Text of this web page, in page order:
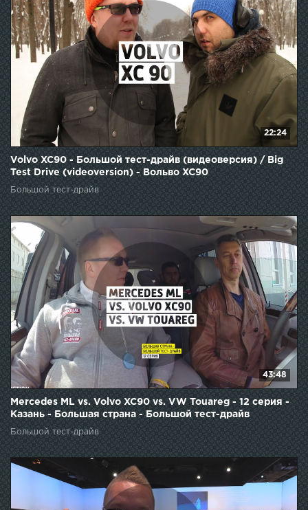
22:24
Volvo XC90 - Большой тест-драйв (видеоверсия) / Big
Test Drive (videoversion) - Вольво XC90
Большой тест-драйв
43:48
Mercedes ML vs. Volvo XC90 vs. VW Touareg - 12 серия -
Казань - Большая страна - Большой тест-драйв
Большой тест-драйв